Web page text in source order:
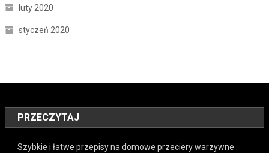
luty 2020
styczeń 2020
PRZECZYTAJ
Szybkie i łatwe przepisy na domowe przeciery warzywne